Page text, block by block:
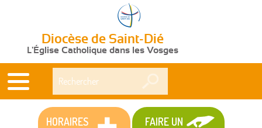
Diocèse de Saint-Dié
L'Église Catholique dans les Vosges
HORAIRES
FAIRE UN